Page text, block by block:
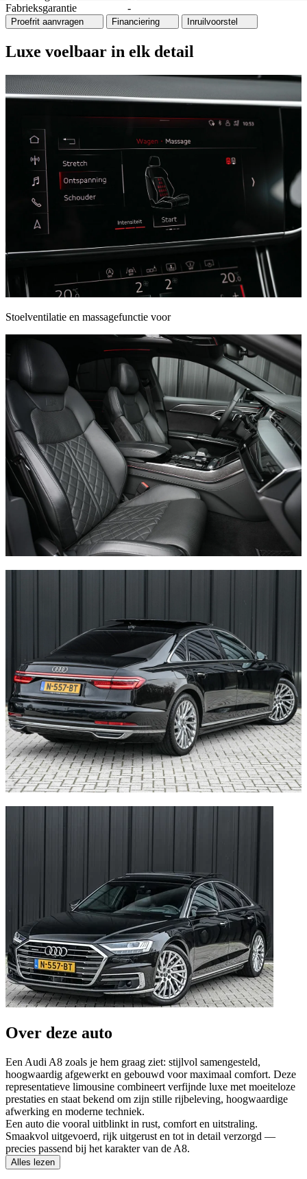
Fabrieksgarantie
-
Proefrit aanvragen Financiering Inruilvoorstel
Luxe voelbaar in elk detail
Stoelventilatie en massagefunctie voor
Over deze auto
Een Audi A8 zoals je hem graag ziet: stijlvol samengesteld,
hoogwaardig afgewerkt en gebouwd voor maximaal comfort. Deze
representatieve limousine combineert verfijnde luxe met moeiteloze
prestaties en staat bekend om zijn stille rijbeleving, hoogwaardige
afwerking en moderne techniek.
Een auto die vooral uitblinkt in rust, comfort en uitstraling.
Smaakvol uitgevoerd, rijk uitgerust en tot in detail verzorgd —
precies passend bij het karakter van de A8.
Alles lezen